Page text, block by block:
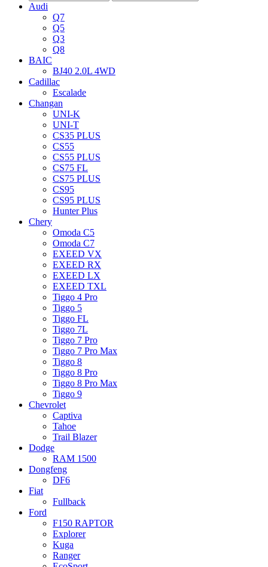
Audi
Q7
Q5
Q3
Q8
BAIC
BJ40 2.0L 4WD
Cadillac
Escalade
Changan
UNI-K
UNI-T
CS35 PLUS
CS55
CS55 PLUS
CS75 FL
CS75 PLUS
CS95
CS95 PLUS
Hunter Plus
Chery
Omoda C5
Omoda C7
EXEED VX
EXEED RX
EXEED LX
EXEED TXL
Tiggo 4 Pro
Tiggo 5
Tiggo FL
Tiggo 7L
Tiggo 7 Pro
Tiggo 7 Pro Max
Tiggo 8
Tiggo 8 Pro
Tiggo 8 Pro Max
Tiggo 9
Chevrolet
Captiva
Tahoe
Trail Blazer
Dodge
RAM 1500
Dongfeng
DF6
Fiat
Fullback
Ford
F150 RAPTOR
Explorer
Kuga
Ranger